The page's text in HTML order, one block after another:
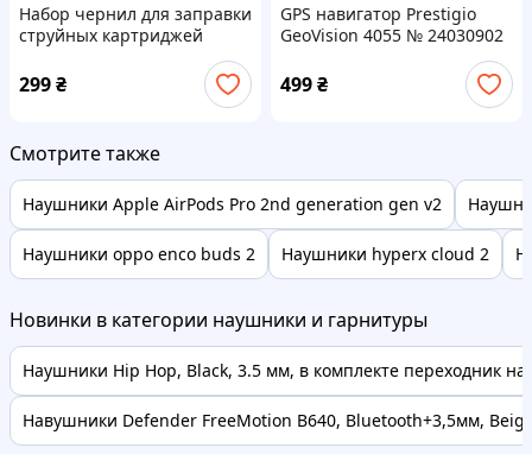
Набор чернил для заправки
струйных картриджей
240803200
299₴
GPS навигатор Prestigio
GeoVision 4055 № 24030902
499₴
Смотрите также
Наушники Apple AirPods Pro 2nd generation gen v2
Наушники oppo enco buds 2 Наушники hyperx cloud 2
Новинки в категории наушники и гарнитуры
Наушники Hip Hop, Black, 3.5 мм, в комплекте переходник на
Навушники Defender FreeMotion B640, Bluetooth+3,5мм,